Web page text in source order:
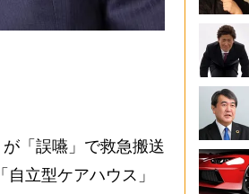
「誤嚥」で救急搬送
立型ケアハウス」